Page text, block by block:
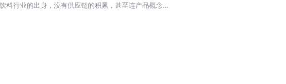
行业的出身，没有供应链的积累，甚至连产品概念都
料的胜利，而是一个“后可口可乐时代”被写入中国品
问：如果消费者已经不想再被糖水喂大，那么谁能给